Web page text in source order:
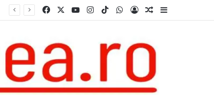
Facebook YouTubeInstagram
TikTokWhatsApp
Log InRandom Article